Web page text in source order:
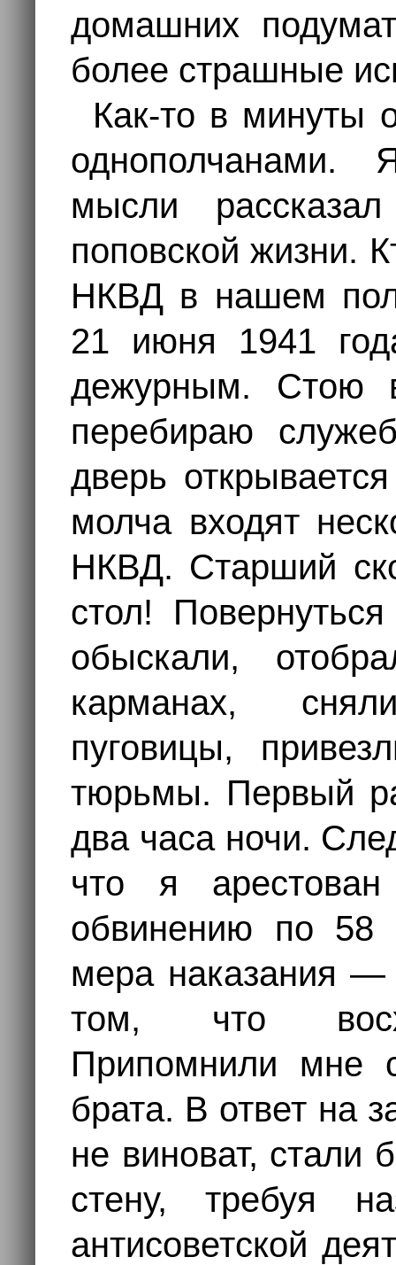
домашних
более страшные
Как-то в минуты
мысли
поповской жизни.
НКВД в нашем
21 июня 1941
дежурным. Стою
перебираю
дверь
молча входят
НКВД. Старший
стол!
обыскали,
карманах,
пуговицы,
тюрьмы. Первый
два часа ночи.
что я
обвинению по 58
мера наказания
том, что
Припомнили мне
брата. В ответ на
не виноват, стали
стену, требуя
антисоветской